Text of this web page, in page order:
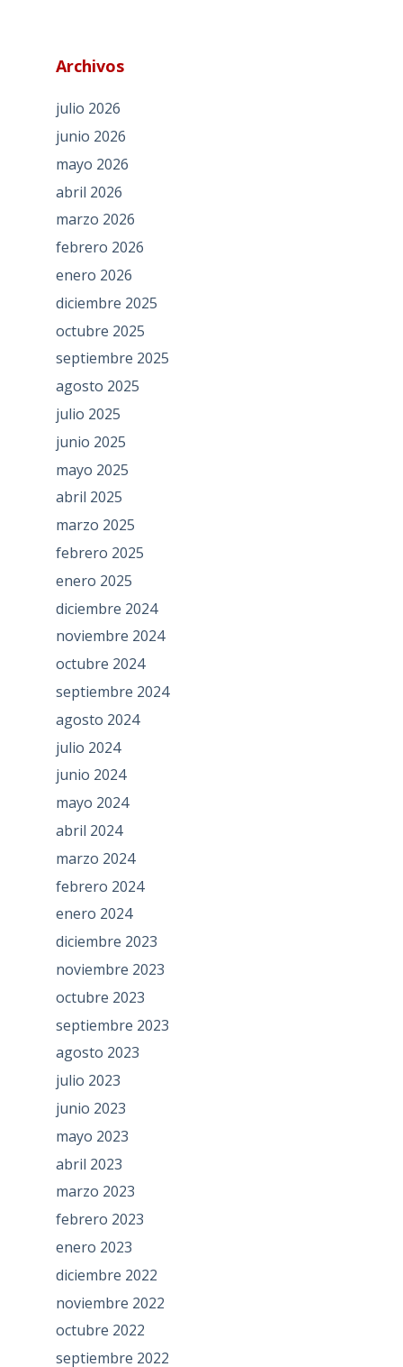
Archivos
julio 2026
junio 2026
mayo 2026
abril 2026
marzo 2026
febrero 2026
enero 2026
diciembre 2025
octubre 2025
septiembre 2025
agosto 2025
julio 2025
junio 2025
mayo 2025
abril 2025
marzo 2025
febrero 2025
enero 2025
diciembre 2024
noviembre 2024
octubre 2024
septiembre 2024
agosto 2024
julio 2024
junio 2024
mayo 2024
abril 2024
marzo 2024
febrero 2024
enero 2024
diciembre 2023
noviembre 2023
octubre 2023
septiembre 2023
agosto 2023
julio 2023
junio 2023
mayo 2023
abril 2023
marzo 2023
febrero 2023
enero 2023
diciembre 2022
noviembre 2022
octubre 2022
septiembre 2022